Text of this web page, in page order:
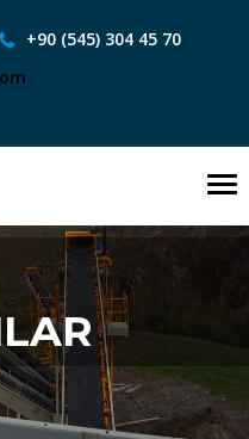
+90 (545) 304 45 70